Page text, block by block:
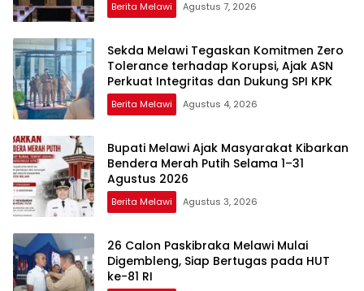
Berita Melawi Agustus 7, 2026
Sekda Melawi Tegaskan Komitmen Zero
Tolerance terhadap Korupsi, Ajak ASN
Perkuat Integritas dan Dukung SPI KPK
Berita Melawi Agustus 4, 2026
Bupati Melawi Ajak Masyarakat Kibarkan
Bendera Merah Putih Selama 1–31
Agustus 2026
Berita Melawi Agustus 3, 2026
26 Calon Paskibraka Melawi Mulai
Digembleng, Siap Bertugas pada HUT
ke-81 RI